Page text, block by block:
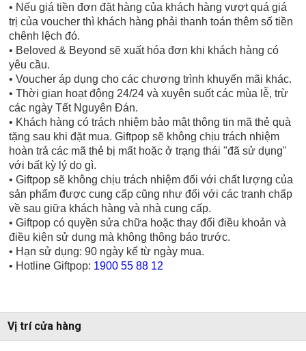
• Nếu giá tiền đơn đặt hàng của khách hàng vượt quá giá
trị của voucher thì khách hàng phải thanh toán thêm số tiền
chênh lệch đó.
• Beloved & Beyond sẽ xuất hóa đơn khi khách hàng có
yêu cầu.
• Voucher áp dụng cho các chương trình khuyến mãi khác.
• Thời gian hoạt động 24/24 và xuyên suốt các mùa lễ, trừ
các ngày Tết Nguyên Đán.
• Khách hàng có trách nhiệm bảo mật thông tin mã thẻ quà
tặng sau khi đặt mua. Giftpop sẽ không chịu trách nhiệm
hoàn trả các mã thẻ bị mất hoặc ở trạng thái "đã sử dụng"
với bất kỳ lý do gì.
• Giftpop sẽ không chịu trách nhiệm đối với chất lượng của
sản phẩm được cung cấp cũng như đối với các tranh chấp
về sau giữa khách hàng và nhà cung cấp.
• Giftpop có quyền sửa chữa hoặc thay đổi điều khoản và
điều kiện sử dụng mà không thông báo trước.
• Hạn sử dụng: 90 ngày kể từ ngày mua.
• Hotline Giftpop: 1900 55 88 12
Vị trí cửa hàng